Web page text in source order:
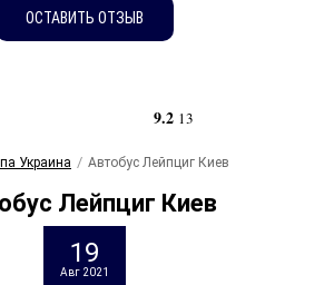
ОСТАВИТЬ ОТЗЫВ
9.2 13
Украина Автобус Лейпциг Киев
Лейпциг Киев
19
Авг 2021